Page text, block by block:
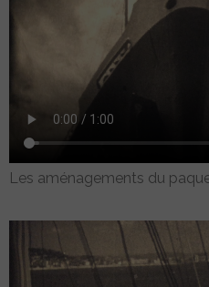
Les aménagements du